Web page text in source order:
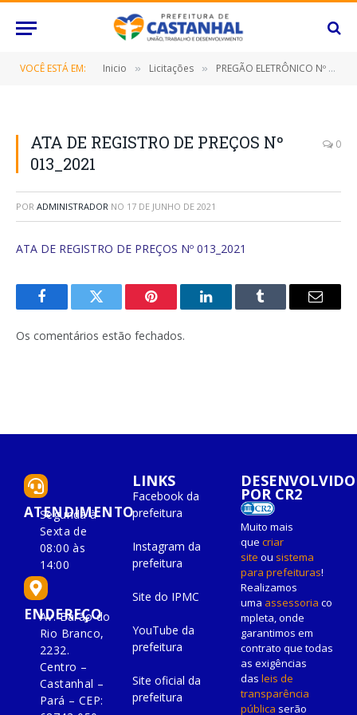
VOCÊ ESTÁ EM: Inicio » Licitações » PREGÃO ELETRÔNICO Nº 003/2021 (CONTRATAÇÃO DE EMPRESA ESPECIALIZADA PARA PRESTAÇÃO DE SERVIÇOS DE PUBLICAÇÕES DE AVISOS DE LICITAÇÃO, EXTRATOS DE CONTRATOS, HOMOLOGAÇÕES E OUTROS QUE SE FIZEREM NECESSÁRIOS NAS IMPRENSAS OFICIAIS E JORNAIS DE GRANDE CIRCULAÇÃO)
ATA DE REGISTRO DE PREÇOS Nº
013_2021
0
POR ADMINISTRADOR NO 17 DE JUNHO DE 2021
ATA DE REGISTRO DE PREÇOS Nº 013_2021
FacebookTwitter Pinterest O
Tumblr
E-
Os comentários estão fechados.
ATENDIMENTO
Segunda à
Sexta de
08:00 às
14:00
ENDEREÇO
Av. Barão do
Rio Branco,
2232.
Centro –
Castanhal –
Pará – CEP:
LINKS
Facebook da
prefeitura
Instagram da
prefeitura
Site do IPMC
YouTube da
prefeitura
Site oficial da
prefeitura
DESENVOLVIDO
POR CR2
Muito mais
que criar
site ou sistema
para prefeituras!
Realizamos
uma assessoria co
mpleta, onde
garantimos em
contrato que todas
as exigências
das leis de
transparência
pública serão